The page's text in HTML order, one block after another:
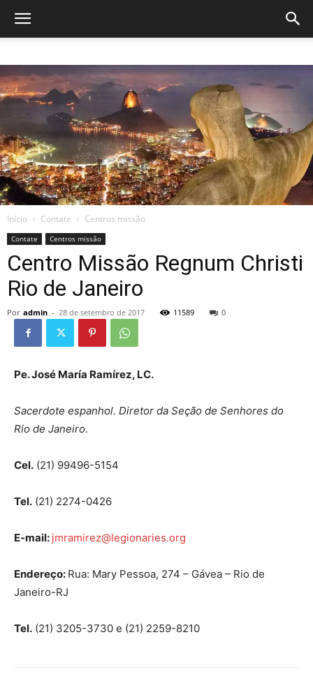
Início Contate Centros missão
Contate Centros missão
Centro Missão Regnum Christi
Rio de Janeiro
Por admin - 28 de setembro de 2017 11589 0
Pe. José María Ramírez, LC.
Sacerdote espanhol. Diretor da Seção de Senhores do
Rio de Janeiro.
Cel. (21) 99496-5154
Tel. (21) 2274-0426
E-mail: jmramirez@legionaries.org
Endereço: Rua: Mary Pessoa, 274 – Gávea – Rio de
Janeiro-RJ
Tel. (21) 3205-3730 e (21) 2259-8210